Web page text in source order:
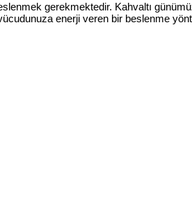
gerekmektedir. Kahvaltı
enerji veren bir beslenme